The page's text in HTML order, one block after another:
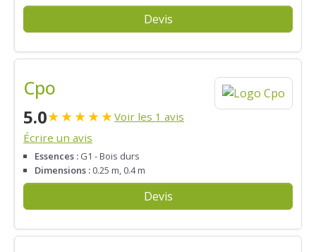
Devis
Cpo
5.0★★★★★Voir les 1 avis
Écrire un avis
Essences : G1 - Bois durs
Dimensions : 0.25 m, 0.4 m
Devis